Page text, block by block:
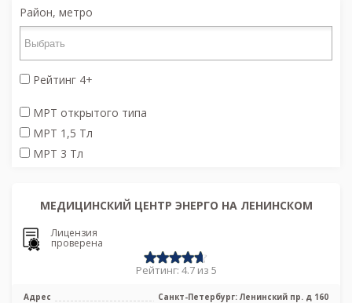
Район, метро
Рейтинг 4+
МРТ открытого типа
МРТ 1,5 Тл
МРТ 3 Тл
МЕДИЦИНСКИЙ ЦЕНТР ЭНЕРГО НА ЛЕНИНСКОМ
Лицензия
проверена
Рейтинг: 4.7 из 5
Адрес
Санкт-Петербург: Ленинский пр. д 160